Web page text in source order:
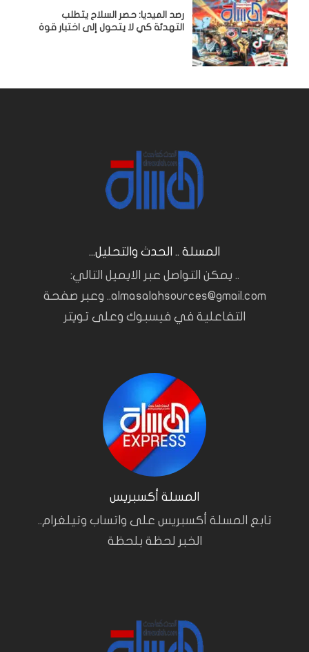
رصد الميديا: حصر السلاح يتطلب
التهدئة كي لا يتحول إلى اختبار قوة
المسلة .. الحدث والتحليل...
.. يمكن التواصل عبر الايميل التالي:
almasalahsources@gmail.com.. وعبر صفحة
التفاعلية في فيسبوك وعلى تويتر
المسلة أكسبريس
تابع المسلة أكسبريس على واتساب وتيلغرام..
الخبر لحظة بلحظة